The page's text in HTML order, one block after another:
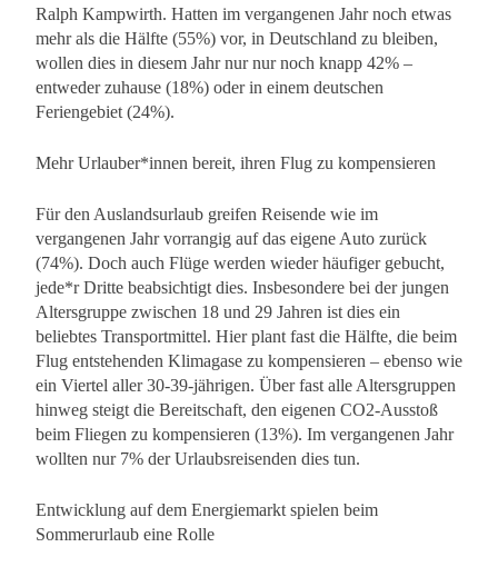
Ralph Kampwirth. Hatten im vergangenen Jahr noch etwas
mehr als die Hälfte (55%) vor, in Deutschland zu bleiben,
wollen dies in diesem Jahr nur nur noch knapp 42% –
entweder zuhause (18%) oder in einem deutschen
Feriengebiet (24%).
Mehr Urlauber*innen bereit, ihren Flug zu kompensieren
Für den Auslandsurlaub greifen Reisende wie im
vergangenen Jahr vorrangig auf das eigene Auto zurück
(74%). Doch auch Flüge werden wieder häufiger gebucht,
jede*r Dritte beabsichtigt dies. Insbesondere bei der jungen
Altersgruppe zwischen 18 und 29 Jahren ist dies ein
beliebtes Transportmittel. Hier plant fast die Hälfte, die beim
Flug entstehenden Klimagase zu kompensieren – ebenso wie
ein Viertel aller 30-39-jährigen. Über fast alle Altersgruppen
hinweg steigt die Bereitschaft, den eigenen CO2-Ausstoß
beim Fliegen zu kompensieren (13%). Im vergangenen Jahr
wollten nur 7% der Urlaubsreisenden dies tun.
Entwicklung auf dem Energiemarkt spielen beim
Sommerurlaub eine Rolle